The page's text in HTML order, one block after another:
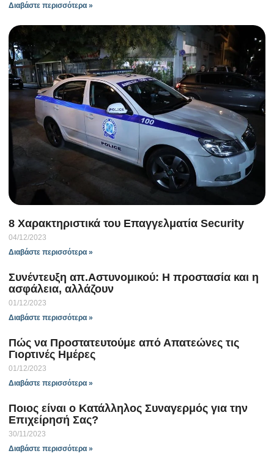
Διαβάστε περισσότερα »
8 Χαρακτηριστικά του Επαγγελματία Security
04/12/2023
Διαβάστε περισσότερα »
Συνέντευξη απ.Αστυνομικού: Η προστασία και η
ασφάλεια, αλλάζουν
01/12/2023
Διαβάστε περισσότερα »
Πώς να Προστατευτούμε από Απατεώνες τις
Γιορτινές Ημέρες
01/12/2023
Διαβάστε περισσότερα »
Ποιος είναι ο Κατάλληλος Συναγερμός για την
Επιχείρησή Σας?
30/11/2023
Διαβάστε περισσότερα »